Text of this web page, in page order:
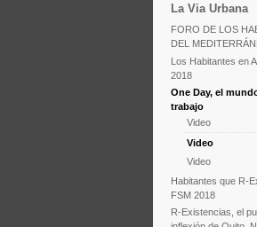
La Via Urbana
FORO DE LOS
DEL
Los Habitantes en
2018
One Day, el
trabajo
Video
Video
Video
Habitantes que R-
FSM 2018
R-Existencias, el